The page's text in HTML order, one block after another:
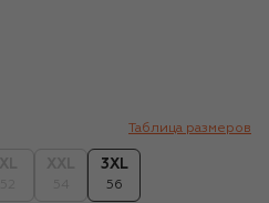
Таблица размеров
3XL
56